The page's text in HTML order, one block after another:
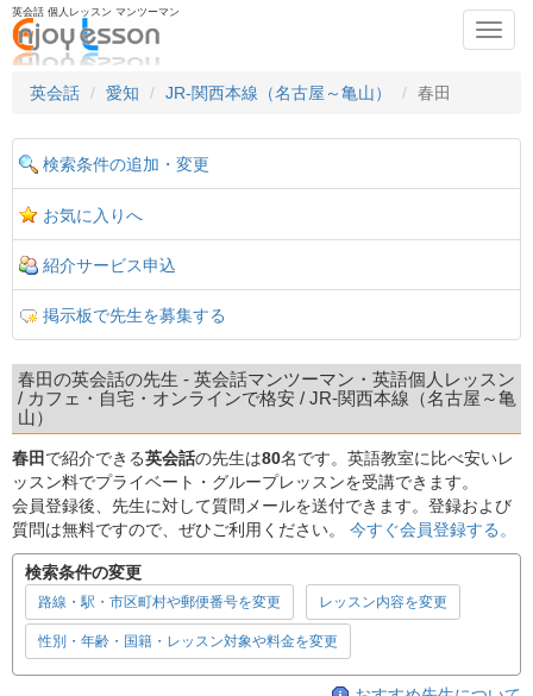
英会話 個人レッスン マンツーマン
英会話
愛知 JR-関西本線（名古屋～亀山） 春田
検索条件の追加・変更
お気に入りへ
紹介サービス申込
掲示板で先生を募集する
春田の英会話の先生 - 英会話マンツーマン・英語個人レッスン
/ カフェ・自宅・オンラインで格安 / JR-関西本線（名古屋～亀
山）
春田 で紹介できる英会話の先生は80名です。英語教室に比べ安いレ
ッスン料でプライベート・グループレッスンを受講できます。
会員登録後、先生に対して質問メールを送付できます。登録および
質問は無料ですので、ぜひご利用ください。 今すぐ会員登録する。
検索条件の変更
路線・駅・市区町村や郵便番号を変更 レッスン内容を変更
性別・年齢・国籍・レッスン対象や料金を変更